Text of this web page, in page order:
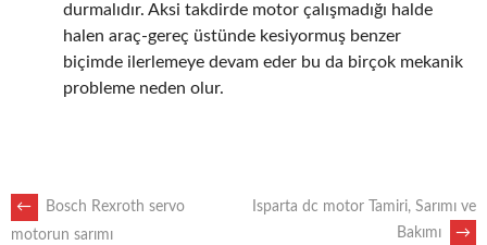
durmalıdır. Aksi takdirde motor çalışmadığı halde
halen araç-gereç üstünde kesiyormuş benzer
biçimde ilerlemeye devam eder bu da birçok mekanik
probleme neden olur.
POST
←
Bosch Rexroth servo
motorun sarımı
Isparta dc motor Tamiri, Sarımı ve
Bakımı
→